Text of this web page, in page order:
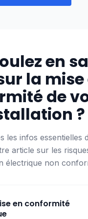
: 150 € - 250 €
: 150 € - 300 €
du tableau électrique
le prix :
, souvent
que la cuisine
en
la mise
de
?
les infos essentielles
article sur les
électrique non
en conformité